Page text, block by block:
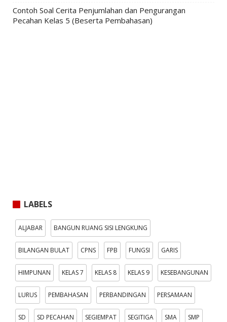
Contoh Soal Cerita Penjumlahan dan Pengurangan
Pecahan Kelas 5 (Beserta Pembahasan)
LABELS
ALJABAR BANGUN RUANG SISI LENGKUNG
BILANGAN BULAT CPNS FPB FUNGSI GARIS
HIMPUNAN KELAS 7 KELAS 8 KELAS 9 KESEBANGUNAN
LURUS PEMBAHASAN PERBANDINGAN PERSAMAAN
SD SD PECAHAN SEGIEMPAT SEGITIGA SMA SMP